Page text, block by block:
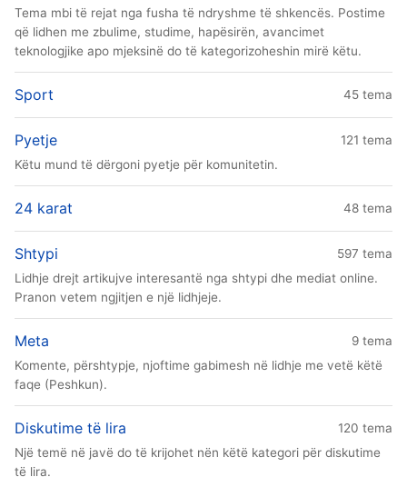
Tema mbi të rejat nga fusha të ndryshme të shkencës. Postime
që lidhen me zbulime, studime, hapësirën, avancimet
teknologjike apo mjeksinë do të kategorizoheshin mirë këtu.
Sport 45 tema
Pyetje
121 tema
Këtu mund të dërgoni pyetje për komunitetin.
24 karat 48 tema
Shtypi
597 tema
Lidhje drejt artikujve interesantë nga shtypi dhe mediat online.
Pranon vetem ngjitjen e një lidhjeje.
Meta
9 tema
Komente, përshtypje, njoftime gabimesh në lidhje me vetë këtë
faqe (Peshkun).
Diskutime të lira
120 tema
Një temë në javë do të krijohet nën këtë kategori për diskutime
të lira.